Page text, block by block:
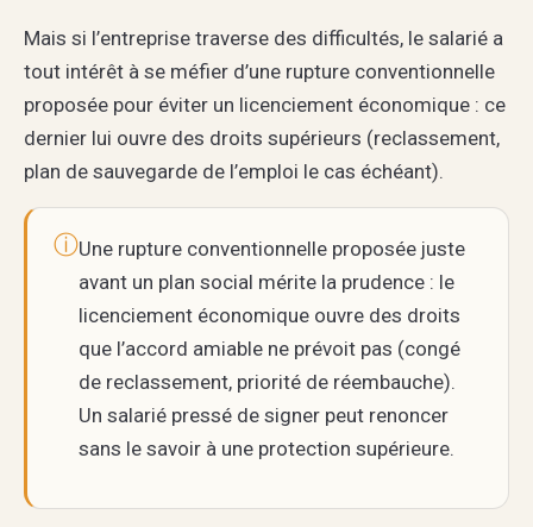
Mais si l’entreprise traverse des difficultés, le salarié a
tout intérêt à se méfier d’une rupture conventionnelle
proposée pour éviter un licenciement économique : ce
dernier lui ouvre des droits supérieurs (reclassement,
plan de sauvegarde de l’emploi le cas échéant).
ⓘUne rupture conventionnelle proposée juste
avant un plan social mérite la prudence : le
licenciement économique ouvre des droits
que l’accord amiable ne prévoit pas (congé
de reclassement, priorité de réembauche).
Un salarié pressé de signer peut renoncer
sans le savoir à une protection supérieure.